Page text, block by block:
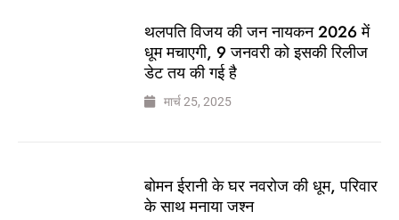
थलपति विजय की जन नायकन 2026 में
धूम मचाएगी, 9 जनवरी को इसकी रिलीज
डेट तय की गई है
मार्च 25, 2025
बोमन ईरानी के घर नवरोज की धूम, परिवार
के साथ मनाया जश्न